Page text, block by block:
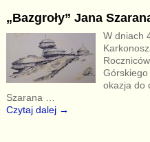
„Bazgroły” Jana
W dniach
Górskiego
okazja do
Szarana
Czytaj dalej →